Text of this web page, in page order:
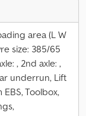
area (L W
size: 385/65
, 2nd axle: ,
underrun, Lift
Toolbox,